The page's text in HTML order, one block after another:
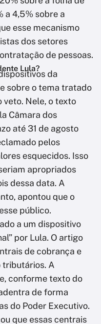
a 4,5% sobre a
esse mecanismo
dos setores
de pessoas.
Lula?
da
sobre o tema tratado
veto. Nele, o texto
Câmara dos
até 31 de agosto
pelos
esquecidos. Isso
apropriados
dessa data. A
apontou que o
público.
a um dispositivo
por Lula. O artigo
de cobrança e
tributários. A
conforme texto do
de forma
do Poder Executivo.
que essas centrais